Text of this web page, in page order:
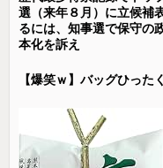
選（来年８月）に立候補
るには、知事選で保守の
本化を訴え
【爆笑ｗ】バッグひった